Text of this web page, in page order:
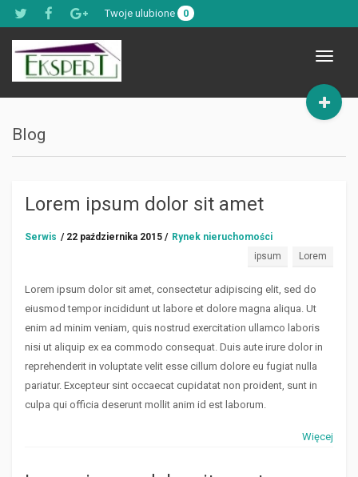
Twoje ulubione 0
Toggle
Blog
Lorem ipsum dolor sit amet
Serwis / 22 października 2015 / Rynek nieruchomości
ipsum
Lorem
Lorem ipsum dolor sit amet, consectetur adipiscing elit, sed do
eiusmod tempor incididunt ut labore et dolore magna aliqua. Ut
enim ad minim veniam, quis nostrud exercitation ullamco laboris
nisi ut aliquip ex ea commodo consequat. Duis aute irure dolor in
reprehenderit in voluptate velit esse cillum dolore eu fugiat nulla
pariatur. Excepteur sint occaecat cupidatat non proident, sunt in
culpa qui officia deserunt mollit anim id est laborum.
Więcej